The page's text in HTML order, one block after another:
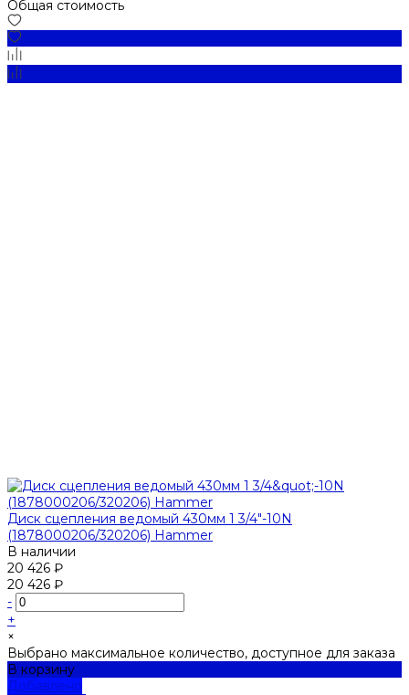
Общая стоимость
Диск сцепления ведомый 430мм 1 3/4"-10N
(1878000206/320206) Hammer
В наличии
20 426 ₽
20 426 ₽
-
+
×
Выбрано максимальное количество, доступное для заказа
В корзину
Добавлено